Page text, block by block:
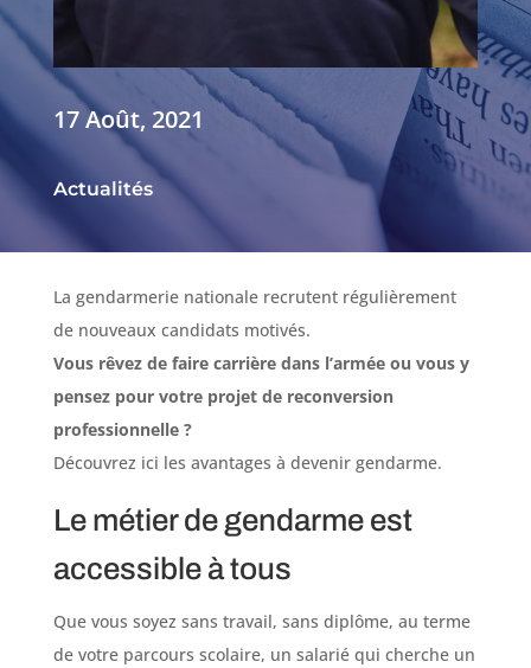
17 Août, 2021
Actualités
La gendarmerie nationale recrutent régulièrement
de nouveaux candidats motivés.
Vous rêvez de faire carrière dans l’armée ou vous y
pensez pour votre projet de reconversion
professionnelle ?
Découvrez ici les avantages à devenir gendarme.
Le métier de gendarme est
accessible à tous
Que vous soyez sans travail, sans diplôme, au terme
de votre parcours scolaire, un salarié qui cherche un